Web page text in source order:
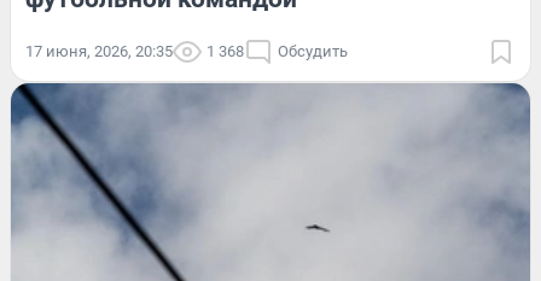
17 июня, 2026, 20:35 1 368 Обсудить